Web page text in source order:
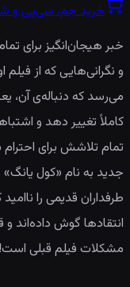
خرید جم، سی‌پی و
خبر هیجان‌انگیز برای
و نگرانی‌هایی که از
می‌رسد که دنباله‌ی آن،
کاملاً تغییر دهد و
تمام تلاشش برای احترام
جدید به نام «کول
طرفداران قدیمی را
انتقادها گوش داده‌اند
مشکلات فیلم قبلی است!